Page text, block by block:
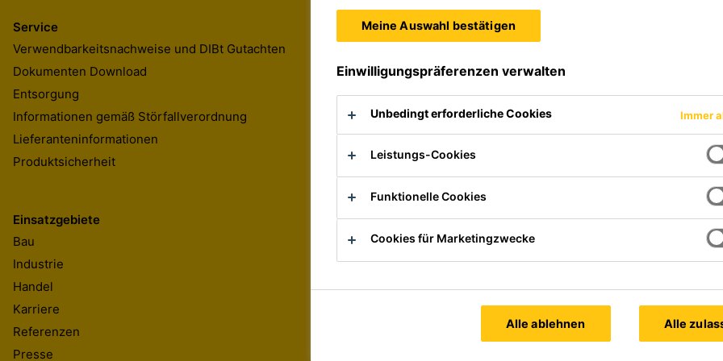
Service
Verwendbarkeitsnachweise und DIBt Gutachten
Dokumenten Download
Entsorgung
Informationen gemäß Störfallverordnung
Lieferanteninformationen
Produktsicherheit
Einsatzgebiete
Bau
Industrie
Handel
Karriere
Referenzen
Presse
Meine Auswahl bestätigen
Einwilligungspräferenzen verwalten
Unbedingt erforderliche Cookies Immer
Leistungs-Cookies
Funktionelle Cookies
Cookies für Marketingzwecke
Alle ablehnen Alle